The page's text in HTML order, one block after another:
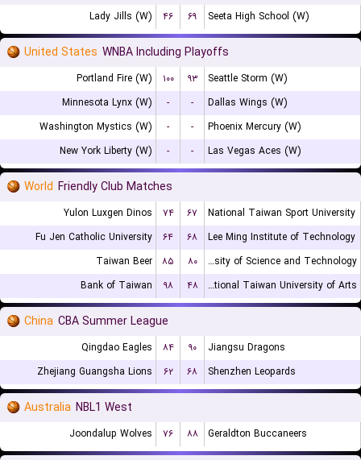
Lady Jills (W) ۴۶ ۶۹ Seeta High School (W)
United States WNBA Including Playoffs
Portland Fire (W) ۱۰۰ ۹۳
Seattle Storm (W)
Minnesota Lynx (W)
- -
Dallas Wings (W)
Washington Mystics (W)
- -
Phoenix Mercury (W)
New York Liberty (W)
- - Las Vegas Aces (W)
World Friendly Club Matches
Yulon Luxgen Dinos ۷۴ ۶۷
National Taiwan Sport University
Fu Jen Catholic University
۶۴ ۶۸
Lee Ming Institute of Technology
Taiwan Beer
۸۵ ۸۰
Chien Hsin University of Science and Technology
Bank of Taiwan
۹۸ ۴۸ National Taiwan University of Arts
China CBA Summer League
Qingdao Eagles ۸۴ ۹۰
Jiangsu Dragons
Zhejiang Guangsha Lions
۶۲ ۶۸ Shenzhen Leopards
Australia NBL1 West
Joondalup Wolves ۷۶ ۸۸ Geraldton Buccaneers